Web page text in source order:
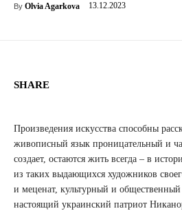
By Olvia Agarkova 13.12.2023
SHARE
Произведения искусства способны
живописный язык проницательный и
создает, остаются жить всегда – в
из таких выдающихся художников
и меценат, культурный и общественный
настоящий украинский патриот